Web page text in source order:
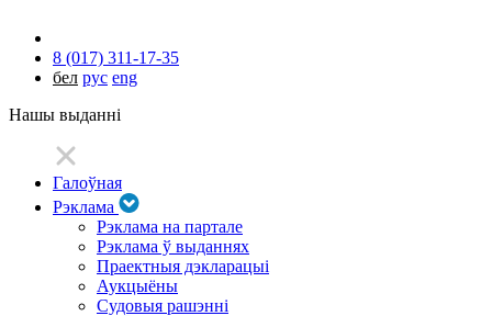
8 (017) 311-17-35
бел рус eng
Нашы выданні
Галоўная
Рэклама
Рэклама на партале
Рэклама ў выданнях
Праектныя дэкларацыі
Аукцыёны
Судовыя рашэнні